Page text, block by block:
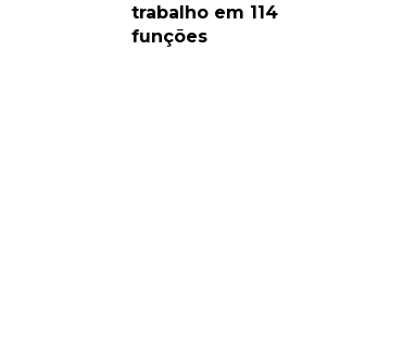
trabalho em 114
funções